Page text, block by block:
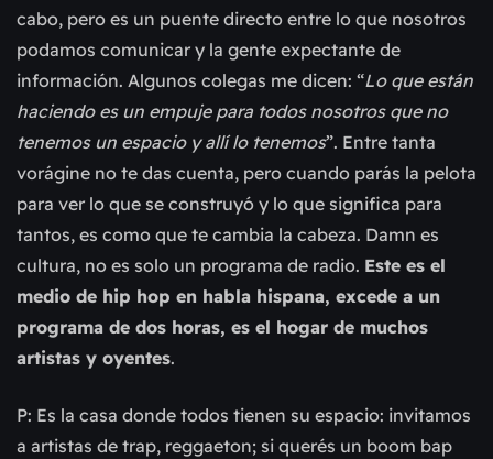
cabo, pero es un puente directo entre lo que nosotros
podamos comunicar y la gente expectante de
información. Algunos colegas me dicen: “Lo que están
haciendo es un empuje para todos nosotros que no
tenemos un espacio y allí lo tenemos”. Entre tanta
vorágine no te das cuenta, pero cuando parás la pelota
para ver lo que se construyó y lo que significa para
tantos, es como que te cambia la cabeza. Damn es
cultura, no es solo un programa de radio. Este es el
medio de hip hop en habla hispana, excede a un
programa de dos horas, es el hogar de muchos
artistas y oyentes.
P: Es la casa donde todos tienen su espacio: invitamos
a artistas de trap, reggaeton; si querés un boom bap